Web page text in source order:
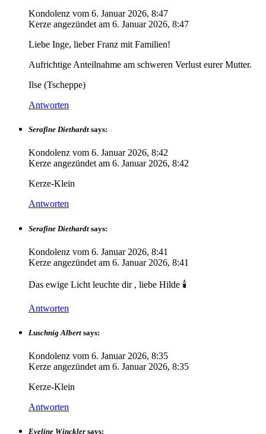
Kondolenz vom 6. Januar 2026, 8:47
Kerze angezündet am 6. Januar 2026, 8:47
Liebe Inge, lieber Franz mit Familien!
Aufrichtige Anteilnahme am schweren Verlust eurer Mutter.
Ilse (Tscheppe)
Antworten
Serafine Diethardt says:
Kondolenz vom 6. Januar 2026, 8:42
Kerze angezündet am 6. Januar 2026, 8:42
Kerze-Klein
Antworten
Serafine Diethardt says:
Kondolenz vom 6. Januar 2026, 8:41
Kerze angezündet am 6. Januar 2026, 8:41
Das ewige Licht leuchte dir , liebe Hilde 🕯️
Antworten
Luschnig Albert says:
Kondolenz vom 6. Januar 2026, 8:35
Kerze angezündet am 6. Januar 2026, 8:35
Kerze-Klein
Antworten
Eveline Winckler says: